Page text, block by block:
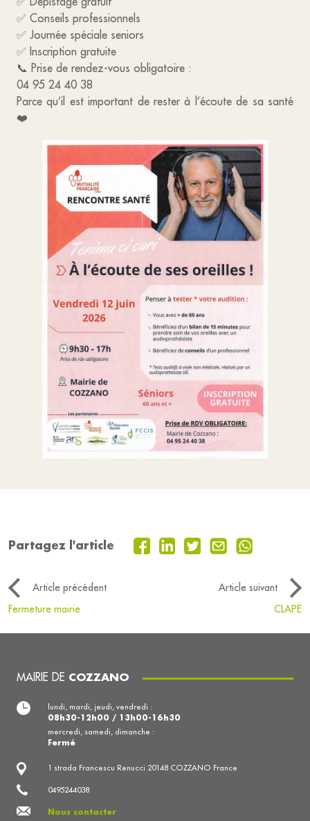
✅ Conseils professionnels
✅ Journée spéciale seniors
✅ Inscription gratuite
📞 Prise de rendez-vous obligatoire :
04 95 24 40 38
Parce qu’il est important de rester à l’écoute de sa santé
❤️
Partagez l'article
Article précédent
Article suivant
Fermeture mairie
CLAPE
MAIRIE DE COZZANO
1 strada Francescu Renucci 20148 COZZANO France
0495244038
Nous contacter
lundi, mardi, jeudi, vendredi :
08h30-12h00 / 13h00-16h30
mercredi, samedi, dimanche :
Fermé